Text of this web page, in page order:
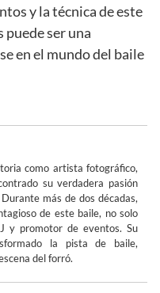
y la técnica de este
ser una
en el mundo del baile
como artista fotográfico,
su verdadera pasión
más de dos décadas,
de este baile, no solo
y promotor de eventos. Su
la pista de baile,
del forró.